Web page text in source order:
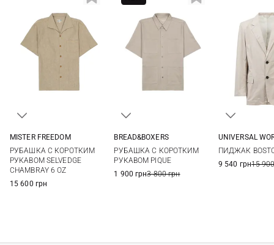
MISTER FREEDOM
РУБАШКА С КОРОТКИМ
РУКАВОМ SELVEDGE
CHAMBRAY 6 OZ
15 600 грн
BREAD&BOXERS
РУБАШКА С КОРОТКИМ
РУКАВОМ PIQUE
1 900 грн3 800 грн
UNIVERSAL
ПИДЖАК
9 540 грн15